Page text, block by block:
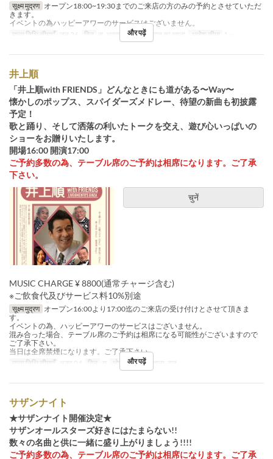
सूक्ष्म मुद्रण オープン18:00~19:30までのご来店の方のみの予約とさせていただ
きます。
イベントの為ハッピーアワーのサービスはございません。
मान्य तिथि सीमाएँ
जुल 26 दिन स, अवकाश भोजन रात का खाना आदेश सीमा 1 ~
और पढ़ें
井上順
「井上順with FRIENDS」どんなときにも道がある〜Way〜
懐かしのポップス、スパイダーズメドレー、待望の新曲も初披露
予定！
歌と踊り、そして洒落の利いたトークを交え、遊び心いっぱいの
ショーをお贈りいたします。
開場16:00 開演17:00
ご予約多数の為、テーブル席のご予約は相席になります。ご了承
下さい。
चुनें
MUSIC CHARGE ¥ 8800(通常チャージ含む)
※ご飲食代及びサービス料10%別途
सूक्ष्म मुद्रण オープン16:00より17:00迄のご来店の受け付けとさせて頂きま
す。
イベントの為、ハッピーアワーのサービスはございません。
混み合った場合、テーブル席のご予約は相席になる可能性がございますので
ご了承下さい。
当日は全席禁煙になります。ご了承下さい。
मान्य तिथि सीमाएँ
अक्टू 04 दिन भोजन रात का खाना, रात
और पढ़ें
サザンナイト
★サザンナイト開催決定★
サザンオールスターズ好きにはたまらない!!
数々の名曲と供に一緒に盛り上がりましょう!!!!
ご予約多数の為、テーブル席のご予約は相席になります。ご了承